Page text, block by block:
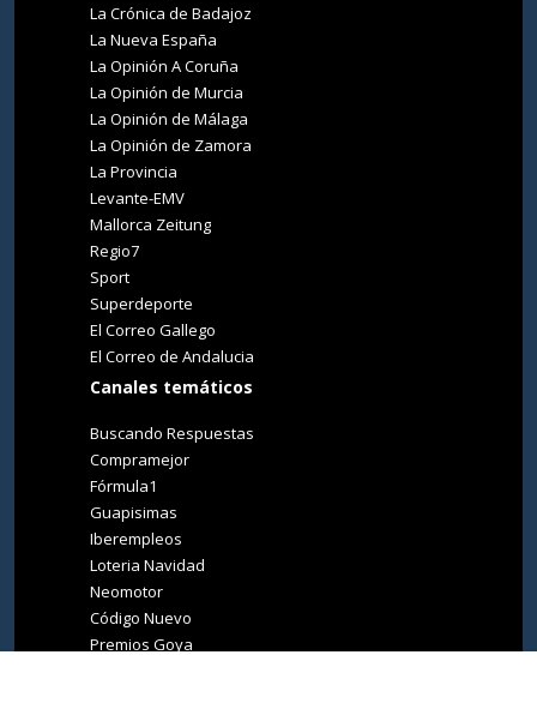
La Crónica de Badajoz
La Nueva España
La Opinión A Coruña
La Opinión de Murcia
La Opinión de Málaga
La Opinión de Zamora
La Provincia
Levante-EMV
Mallorca Zeitung
Regio7
Sport
Superdeporte
El Correo Gallego
El Correo de Andalucia
Canales temáticos
Buscando Respuestas
Compramejor
Fórmula1
Guapisimas
Iberempleos
Loteria Navidad
Neomotor
Código Nuevo
Premios Goya